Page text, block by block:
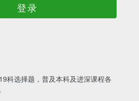
登录
科选择题，普及本科及进深课程各